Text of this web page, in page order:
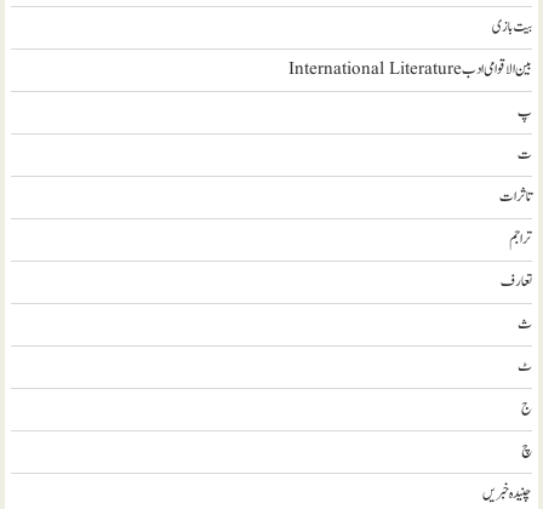
بیت بازی
بین الاقوامی ادب International Literature
پ
ت
تاثرات
تراجم
تعارف
ث
ٹ
ج
چ
چنیدہ خبریں